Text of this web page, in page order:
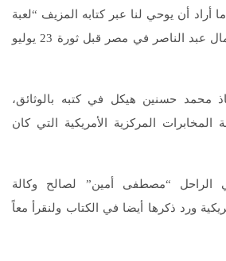
أن يوحي لنا عبر كتابه المزيف “لعبة
الأمم”، أنه قام به مع جمال عبد الناصر في مصر قبل ثورة 23 يوليو
محمد حسنين هيكل في كتبه بالوثائق،
المخابرات المركزية الأمريكية التي كان
“مصطفى أمين” لصالح وكالة
ورد ذكرها أيضا في الكتاب ولنقرأ معاً